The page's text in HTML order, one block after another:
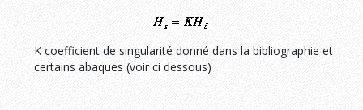
K coefficient de singularité donné dans la bibliographie et
certains abaques (voir ci dessous)